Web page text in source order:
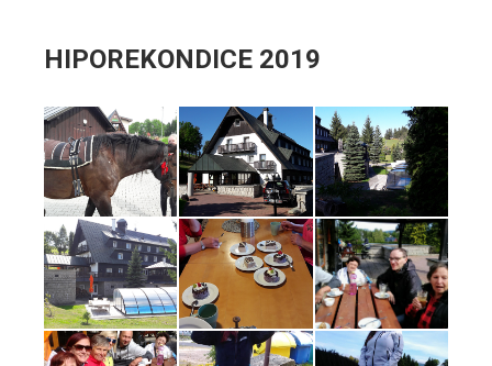
HIPOREKONDICE 2019